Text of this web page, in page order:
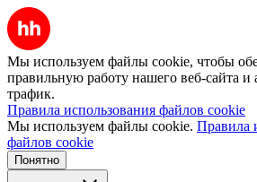
Мы используем файлы cookie, чтобы
правильную работу нашего веб-сайта и
трафик.
Правила использования файлов cookie
Мы используем файлы cookie. Правила
файлов cookie
Понятно